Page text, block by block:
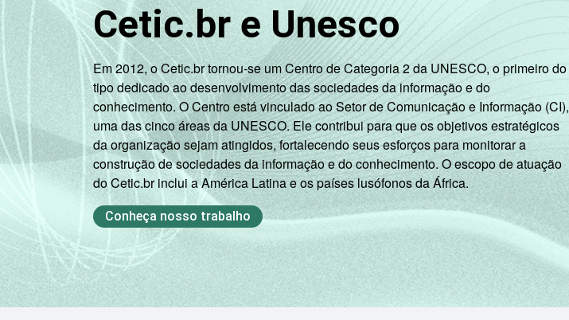
Cetic.br e Unesco
Em 2012, o Cetic.br tornou-se um Centro de Categoria 2 da UNESCO, o primeiro do
tipo dedicado ao desenvolvimento das sociedades da informação e do
conhecimento. O Centro está vinculado ao Setor de Comunicação e Informação (CI),
uma das cinco áreas da UNESCO. Ele contribui para que os objetivos estratégicos
da organização sejam atingidos, fortalecendo seus esforços para monitorar a
construção de sociedades da informação e do conhecimento. O escopo de atuação
do Cetic.br inclui a América Latina e os países lusófonos da África.
Conheça nosso trabalho